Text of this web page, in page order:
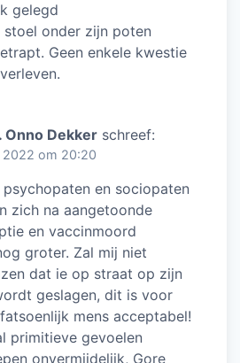
gelegd
stoel onder zijn poten
Geen enkele kwestie
Onno Dekker schreef:
2022 om 20:20
psychopaten en sociopaten
zich na aangetoonde
en vaccinmoord
groter. Zal mij niet
dat ie op straat op zijn
geslagen, dit is voor
mens acceptabel!
primitieve gevoelen
onvermijdelijk, Gore